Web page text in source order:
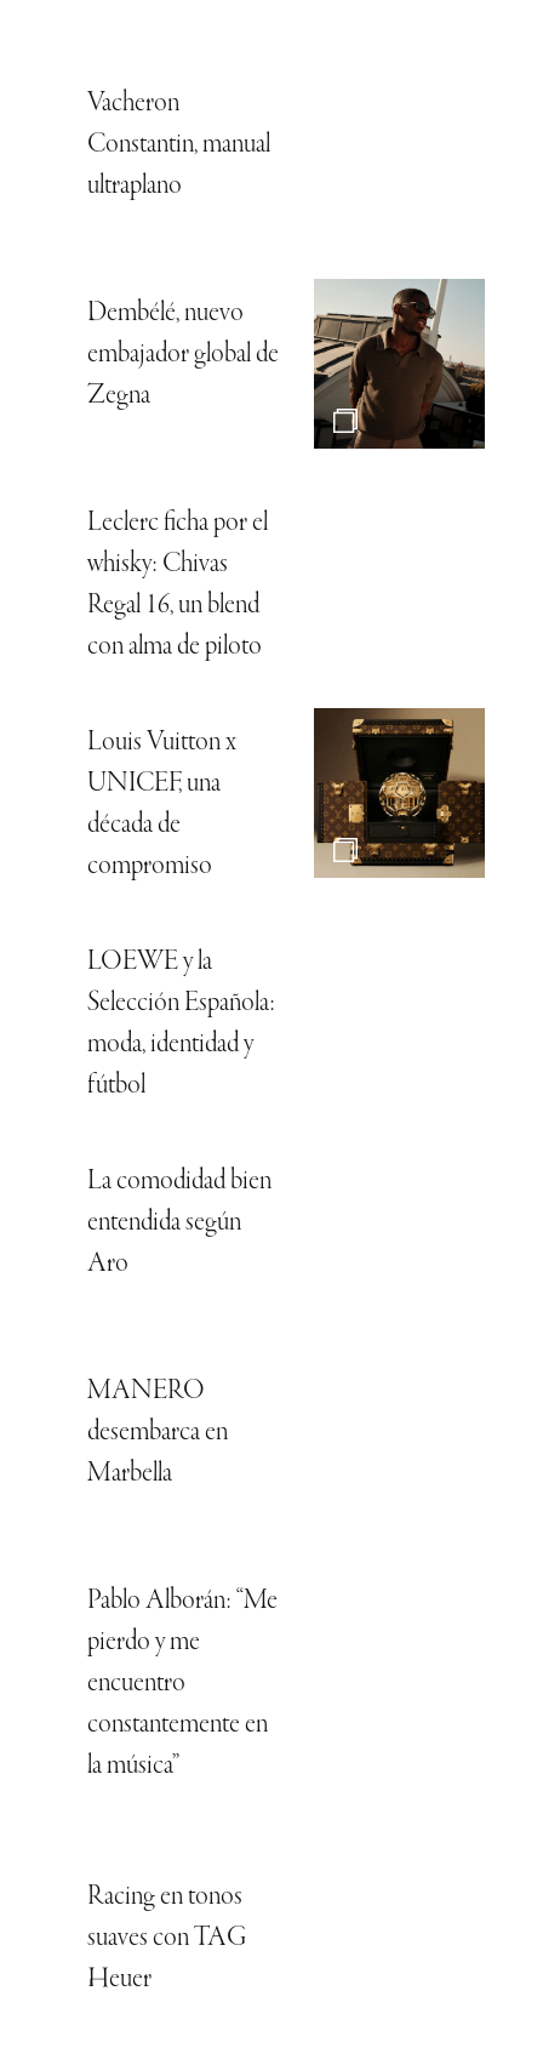
Vacheron
Constantin, manual
ultraplano
Dembélé, nuevo
embajador global de
Zegna
Leclerc ficha por el
whisky: Chivas
Regal 16, un blend
con alma de piloto
Louis Vuitton x
UNICEF, una
década de
compromiso
LOEWE y la
Selección Española:
moda, identidad y
fútbol
La comodidad bien
entendida según
Aro
MANERO
desembarca en
Marbella
Pablo Alborán: “Me
pierdo y me
encuentro
constantemente en
la música”
Racing en tonos
suaves con TAG
Heuer